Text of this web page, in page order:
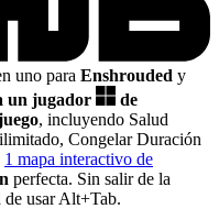
uno para Enshrouded y
un jugador
de
, incluyendo Salud
Congelar Duración
1 mapa interactivo de
perfecta. Sin salir de la
usar Alt+Tab.